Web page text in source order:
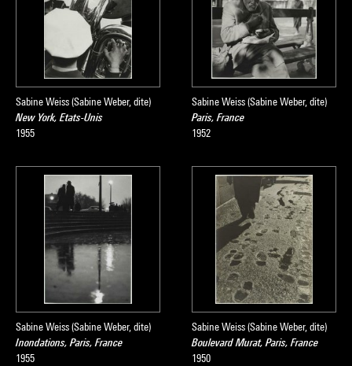
Sabine Weiss (Sabine Weber, dite)
New York, Etats-Unis
1955
Sabine Weiss (Sabine Weber, dite)
Paris, France
1952
Sabine Weiss (Sabine Weber, dite)
Inondations, Paris, France
1955
Sabine Weiss (Sabine Weber, dite)
Boulevard Murat, Paris, France
1950